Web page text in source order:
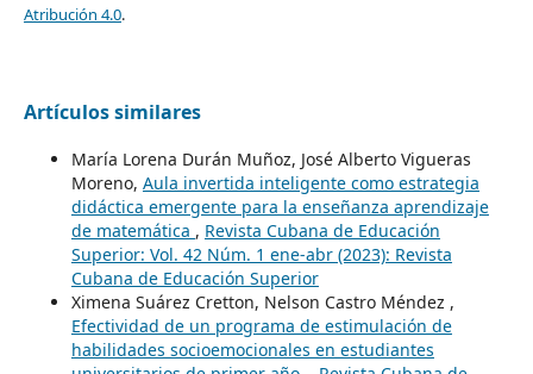
Atribución 4.0.
Artículos similares
María Lorena Durán Muñoz, José Alberto Vigueras
Moreno, Aula invertida inteligente como estrategia
didáctica emergente para la enseñanza aprendizaje
de matemática , Revista Cubana de Educación
Superior: Vol. 42 Núm. 1 ene-abr (2023): Revista
Cubana de Educación Superior
Ximena Suárez Cretton, Nelson Castro Méndez ,
Efectividad de un programa de estimulación de
habilidades socioemocionales en estudiantes